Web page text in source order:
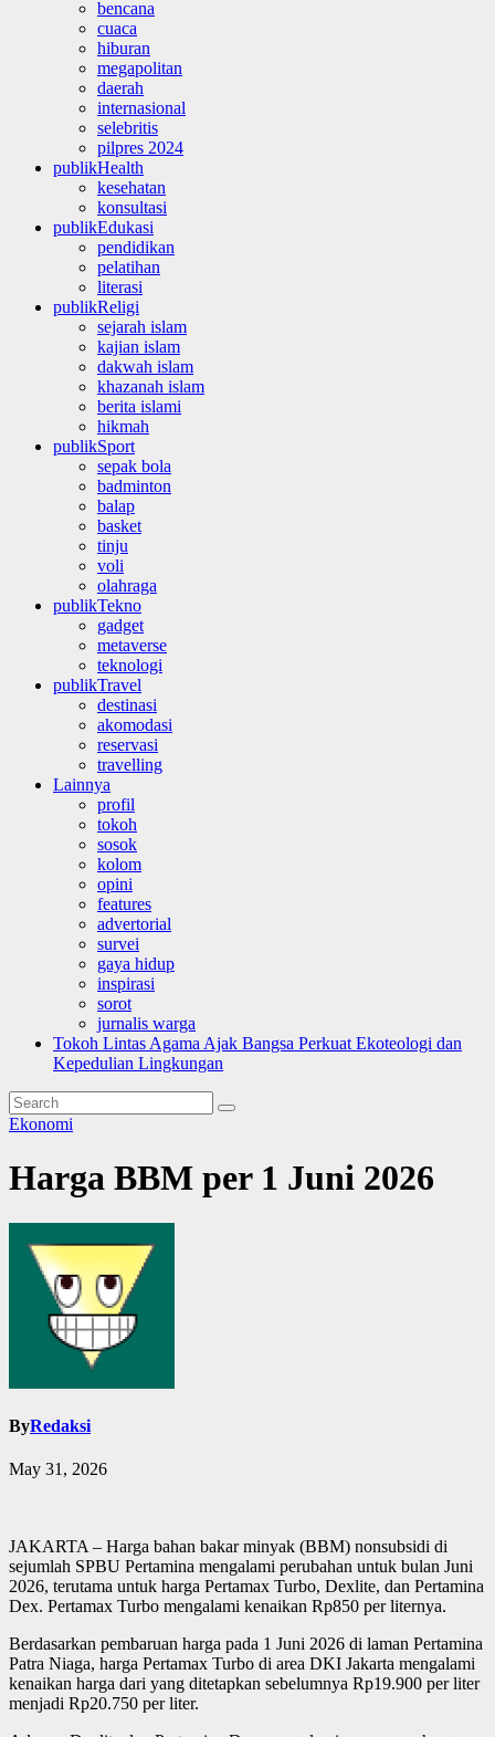
bencana
cuaca
hiburan
megapolitan
daerah
internasional
selebritis
pilpres 2024
publikHealth
kesehatan
konsultasi
publikEdukasi
pendidikan
pelatihan
literasi
publikReligi
sejarah islam
kajian islam
dakwah islam
khazanah islam
berita islami
hikmah
publikSport
sepak bola
badminton
balap
basket
tinju
voli
olahraga
publikTekno
gadget
metaverse
teknologi
publikTravel
destinasi
akomodasi
reservasi
travelling
Lainnya
profil
tokoh
sosok
kolom
opini
features
advertorial
survei
gaya hidup
inspirasi
sorot
jurnalis warga
Tokoh Lintas Agama Ajak Bangsa Perkuat Ekoteologi dan
Kepedulian Lingkungan
Ekonomi
Harga BBM per 1 Juni 2026
ByRedaksi
May 31, 2026
JAKARTA – Harga bahan bakar minyak (BBM) nonsubsidi di
sejumlah SPBU Pertamina mengalami perubahan untuk bulan Juni
2026, terutama untuk harga Pertamax Turbo, Dexlite, dan Pertamina
Dex. Pertamax Turbo mengalami kenaikan Rp850 per liternya.
Berdasarkan pembaruan harga pada 1 Juni 2026 di laman Pertamina
Patra Niaga, harga Pertamax Turbo di area DKI Jakarta mengalami
kenaikan harga dari yang ditetapkan sebelumnya Rp19.900 per liter
menjadi Rp20.750 per liter.